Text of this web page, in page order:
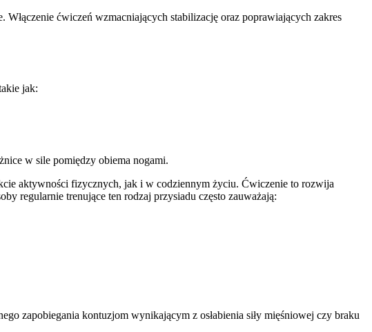
ćwiczeń wzmacniających stabilizację oraz poprawiających zakres
jak:
w sile pomiędzy obiema nogami.
aktywności fizycznych, jak i w codziennym życiu. Ćwiczenie to rozwija
regularnie trenujące ten rodzaj przysiadu często zauważają:
zapobiegania kontuzjom wynikającym z osłabienia siły mięśniowej czy braku